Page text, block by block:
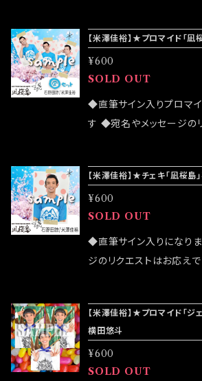
実にお手にしたいお客様は
ョップでのご注文をお願
022/07/24イベント「大感
【米澤佳裕】★プロマイド「凪
¥600
SOLD OUT
◆直筆サイン入りプロマ
す ◆宛名やメッセージの
になる可能性がございま
いお客様はこちらのオンラ
文をお願い致します ◆
ベント「大感謝祭」後にな
【米澤佳裕】★チェキ「凪桜島
¥600
SOLD OUT
◆直筆サイン入りになり
ジのリクエストはお応え
実にお手にしたいお客様
ョップでのご注文をお願
022/03/20イベント「大感
【米澤佳裕】★プロマイド「ジ
横田悠斗
¥600
SOLD OUT